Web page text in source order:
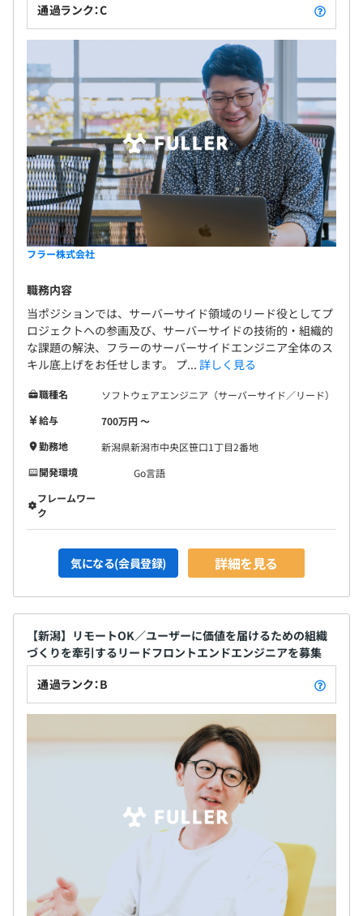
通過ランク：C
フラー株式会社
職務内容
当ポジションでは、サーバーサイド領域のリード役としてプ
ロジェクトへの参画及び、サーバーサイドの技術的・組織的
な課題の解決、フラーのサーバーサイドエンジニア全体のス
キル底上げをお任せします。 プ... 詳しく見る
職種名
ソフトウェアエンジニア（サーバーサイド／リード）
給与
700万円 〜
勤務地
新潟県新潟市中央区笹口1丁目2番地
開発環境
Go言語
フレームワー
ク
気になる(会員登録) 詳細を見る
【新潟】リモートOK／ユーザーに価値を届けるための組織
づくりを牽引するリードフロントエンドエンジニアを募集
通過ランク：B